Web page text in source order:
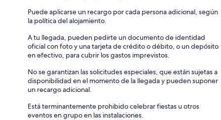
Puede aplicarse un recargo por cada persona adicional, según
la política del alojamiento.
A tu llegada, pueden pedirte un documento de identidad
oficial con foto y una tarjeta de crédito o débito, o un depósito
en efectivo, para cubrir los gastos imprevistos.
No se garantizan las solicitudes especiales, que están sujetas a
disponibilidad en el momento de la llegada y pueden suponer
un recargo adicional.
Está terminantemente prohibido celebrar fiestas u otros
eventos en grupo en las instalaciones.